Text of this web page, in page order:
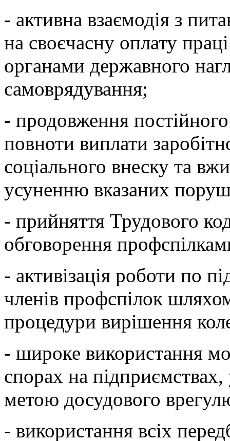
- активна взаємодія з
на своєчасну оплату
органами державного
самоврядування;
- продовження
повноти виплати
соціального внеску та
усуненню вказаних
- прийняття Трудового
обговорення
- активізація роботи по
членів профспілок
процедури вирішення
- широке використання
спорах на підприємствах,
метою досудового
- використання всіх